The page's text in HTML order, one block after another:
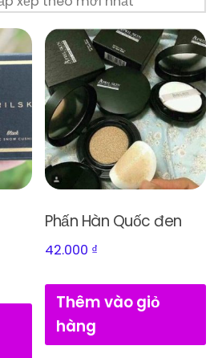
theo
mới
nhất
Phấn Hàn Quốc đen
42.000 ₫
Thêm vào giỏ
hàng